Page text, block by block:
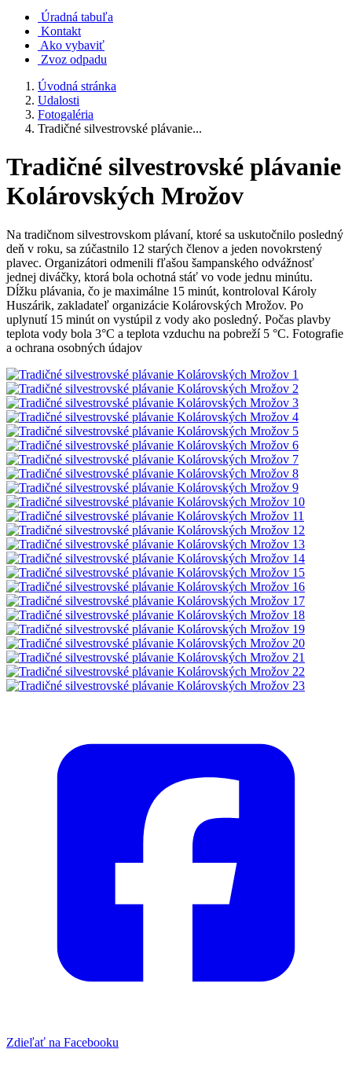
Úradná tabuľa
Kontakt
Ako vybaviť
Zvoz odpadu
Úvodná stránka
Udalosti
Fotogaléria
Tradičné silvestrovské plávanie...
Tradičné silvestrovské plávanie
Kolárovských Mrožov
Na tradičnom silvestrovskom plávaní, ktoré sa uskutočnilo posledný
deň v roku, sa zúčastnilo 12 starých členov a jeden novokrstený
plavec. Organizátori odmenili fľašou šampanského odvážnosť
jednej diváčky, ktorá bola ochotná stáť vo vode jednu minútu.
Dĺžku plávania, čo je maximálne 15 minút, kontroloval Károly
Huszárik, zakladateľ organizácie Kolárovských Mrožov. Po
uplynutí 15 minút on vystúpil z vody ako posledný. Počas plavby
teplota vody bola 3°C a teplota vzduchu na pobreží 5 °C. Fotografie
a ochrana osobných údajov
Zdieľať na Facebooku